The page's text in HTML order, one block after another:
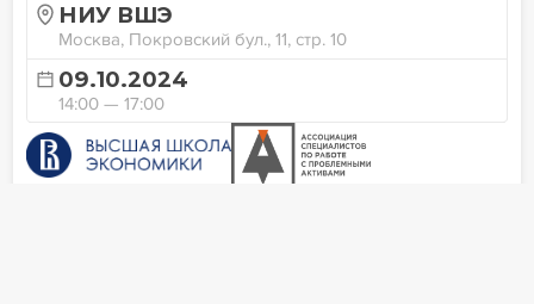
НИУ ВШЭ
Москва, Покровский бул., 11, стр. 10
09.10.2024
14:00 — 17:00